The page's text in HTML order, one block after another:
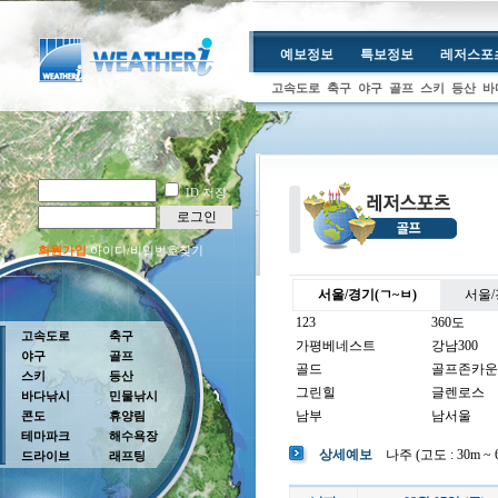
ID 저장
로그인
회원가입아이디/비밀번호찾기
예보정보 특보정보 레저스포
고속도로 축구 야구 골프 스키 등산 바
고속도로
야구
스키
바다낚시
콘도
테마파크
드라이브
축구
골프
등산
민물낚시
휴양림
해수욕장
래프팅
서울/경기(ㄱ~ㅂ)
서울/
123
360도
가평베네스트
강남300
골드
골프존카
그린힐
글렌로스
남부
남서울
뉴코리아
더반
더크로스비
더헤븐
상세예보 나주 (고도 : 30m ~